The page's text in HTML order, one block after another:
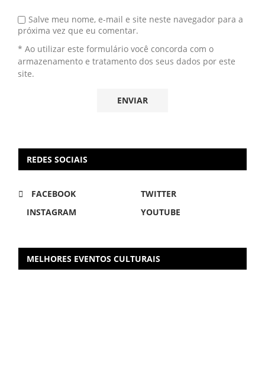
Salve meu nome, e-mail e site neste navegador para a
próxima vez que eu comentar.
* Ao utilizar este formulário você concorda com o
armazenamento e tratamento dos seus dados por este
site.
REDES SOCIAIS
FACEBOOK
TWITTER
INSTAGRAM
YOUTUBE
MELHORES EVENTOS CULTURAIS